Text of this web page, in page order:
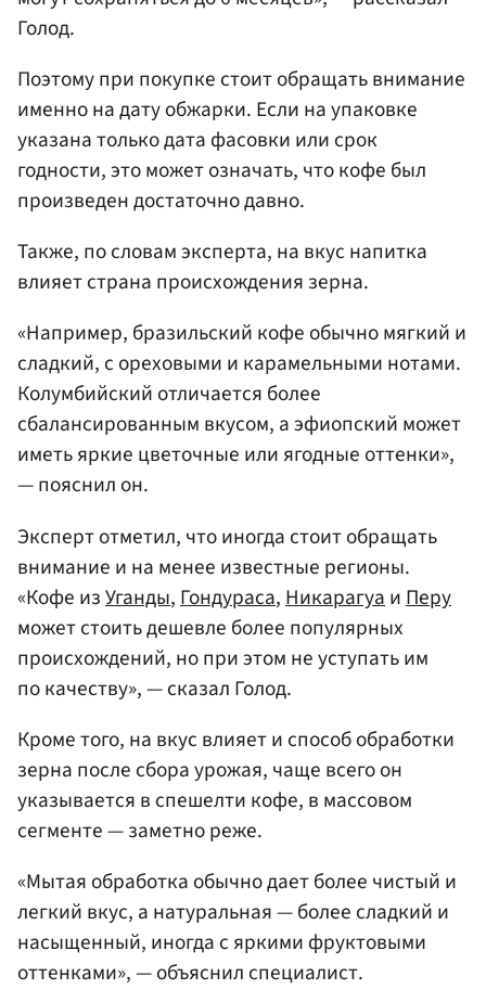
Голод.
Поэтому при покупке стоит обращать внимание
именно на дату обжарки. Если на упаковке
указана только дата фасовки или срок
годности, это может означать, что кофе был
произведен достаточно давно.
Также, по словам эксперта, на вкус напитка
влияет страна происхождения зерна.
«Например, бразильский кофе обычно мягкий и
сладкий, с ореховыми и карамельными нотами.
Колумбийский отличается более
сбалансированным вкусом, а эфиопский может
иметь яркие цветочные или ягодные оттенки»,
— пояснил он.
Эксперт отметил, что иногда стоит обращать
внимание и на менее известные регионы.
«Кофе изУганды,Гондураса,НикарагуаиПеру
может стоить дешевле более популярных
происхождений, но при этом не уступать им
по качеству», — сказал Голод.
Кроме того, на вкус влияет и способ обработки
зерна после сбора урожая, чаще всего он
указывается в спешелти кофе, в массовом
сегменте — заметно реже.
«Мытая обработка обычно дает более чистый и
легкий вкус, а натуральная — более сладкий и
насыщенный, иногда с яркими фруктовыми
оттенками», — объяснил специалист.